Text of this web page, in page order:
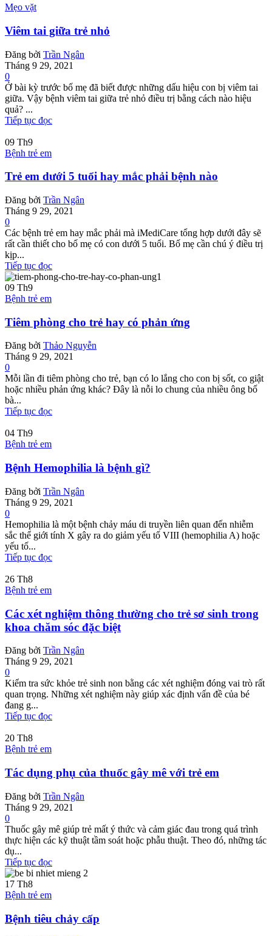
Mẹo vặt
Viêm tai giữa trẻ nhỏ
Đăng bởi Trần Ngân
Tháng 9 29, 2021
0
Ở bài kỳ trước bố mẹ đã biết được những dấu hiệu con bị viêm tai
giữa. Vậy bệnh viêm tai giữa trẻ nhỏ điều trị bằng cách nào hiệu
quả? ...
Tiếp tục đọc
09 Th9
Bệnh trẻ em
Trẻ em dưới 5 tuổi hay mắc phải bệnh nào
Đăng bởi Trần Ngân
Tháng 9 29, 2021
0
Các bệnh trẻ em hay mắc phải mà iMediCare tổng hợp dưới đây sẽ
rất cần thiết cho bố mẹ có con dưới 5 tuổi. Bố mẹ cần chú ý điều trị
kịp...
Tiếp tục đọc
09 Th9
Bệnh trẻ em
Tiêm phòng cho trẻ hay có phản ứng
Đăng bởi Thảo Nguyễn
Tháng 9 29, 2021
0
Mỗi lần đi tiêm phòng cho trẻ, bạn có lo lắng cho con bị sốt, co giật
hoặc nhiều phản ứng khác? Đây là nỗi lo chung của nhiều ông bố
bà...
Tiếp tục đọc
04 Th9
Bệnh trẻ em
Bệnh Hemophilia là bệnh gì?
Đăng bởi Trần Ngân
Tháng 9 29, 2021
0
Hemophilia là một bệnh chảy máu di truyền liên quan đến nhiễm
sắc thể giới tính X gây ra do giảm yếu tố VIII (hemophilia A) hoặc
yếu tố...
Tiếp tục đọc
26 Th8
Bệnh trẻ em
Các xét nghiệm thông thường cho trẻ sơ sinh trong
khoa chăm sóc đặc biệt
Đăng bởi Trần Ngân
Tháng 9 29, 2021
0
Kiểm tra sức khỏe trẻ sinh non bằng các xét nghiệm đóng vai trò rất
quan trọng. Những xét nghiệm này giúp xác định vấn đề của bé
đang g...
Tiếp tục đọc
20 Th8
Bệnh trẻ em
Tác dụng phụ của thuốc gây mê với trẻ em
Đăng bởi Trần Ngân
Tháng 9 29, 2021
0
Thuốc gây mê giúp trẻ mất ý thức và cảm giác đau trong quá trình
thực hiện các kỹ thuật tầm soát hoặc phẫu thuật. Theo đó, những tác
dụ...
Tiếp tục đọc
17 Th8
Bệnh trẻ em
Bệnh tiêu chảy cấp